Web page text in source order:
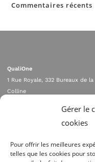
Gérer le
cookies
Pour offrir les meilleures
telles que les cookies pour
Commentaires récents
QualiOne
1 Rue Royale, 332 Bureaux de la
Colline
contact@qualione.com